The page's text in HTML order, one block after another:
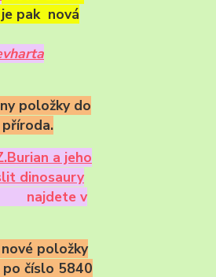
pak nová
položky do
a jeho
dinosaury
najdete v
položky
po číslo 5840